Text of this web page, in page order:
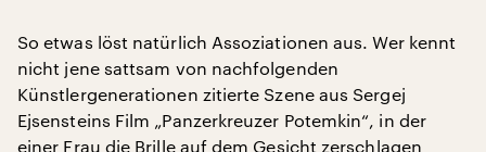
So etwas löst natürlich Assoziationen aus. Wer kennt
nicht jene sattsam von nachfolgenden
Künstlergenerationen zitierte Szene aus Sergej
Ejsensteins Film „Panzerkreuzer Potemkin“, in der
einer Frau die Brille auf dem Gesicht zerschlagen